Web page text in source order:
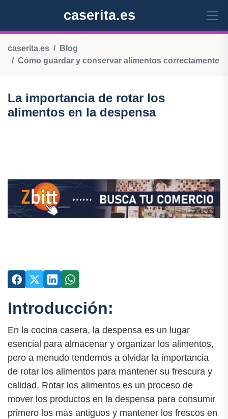
caserita.es
caserita.es
Blog
Cómo guardar y conservar alimentos correctamente
La importancia de rotar los
alimentos en la despensa
Introducción:
En la cocina casera, la despensa es un lugar
esencial para almacenar y organizar los alimentos,
pero a menudo tendemos a olvidar la importancia
de rotar los alimentos para mantener su frescura y
calidad. Rotar los alimentos es un proceso de
mover los productos en la despensa para consumir
primero los más antiguos y mantener los frescos en